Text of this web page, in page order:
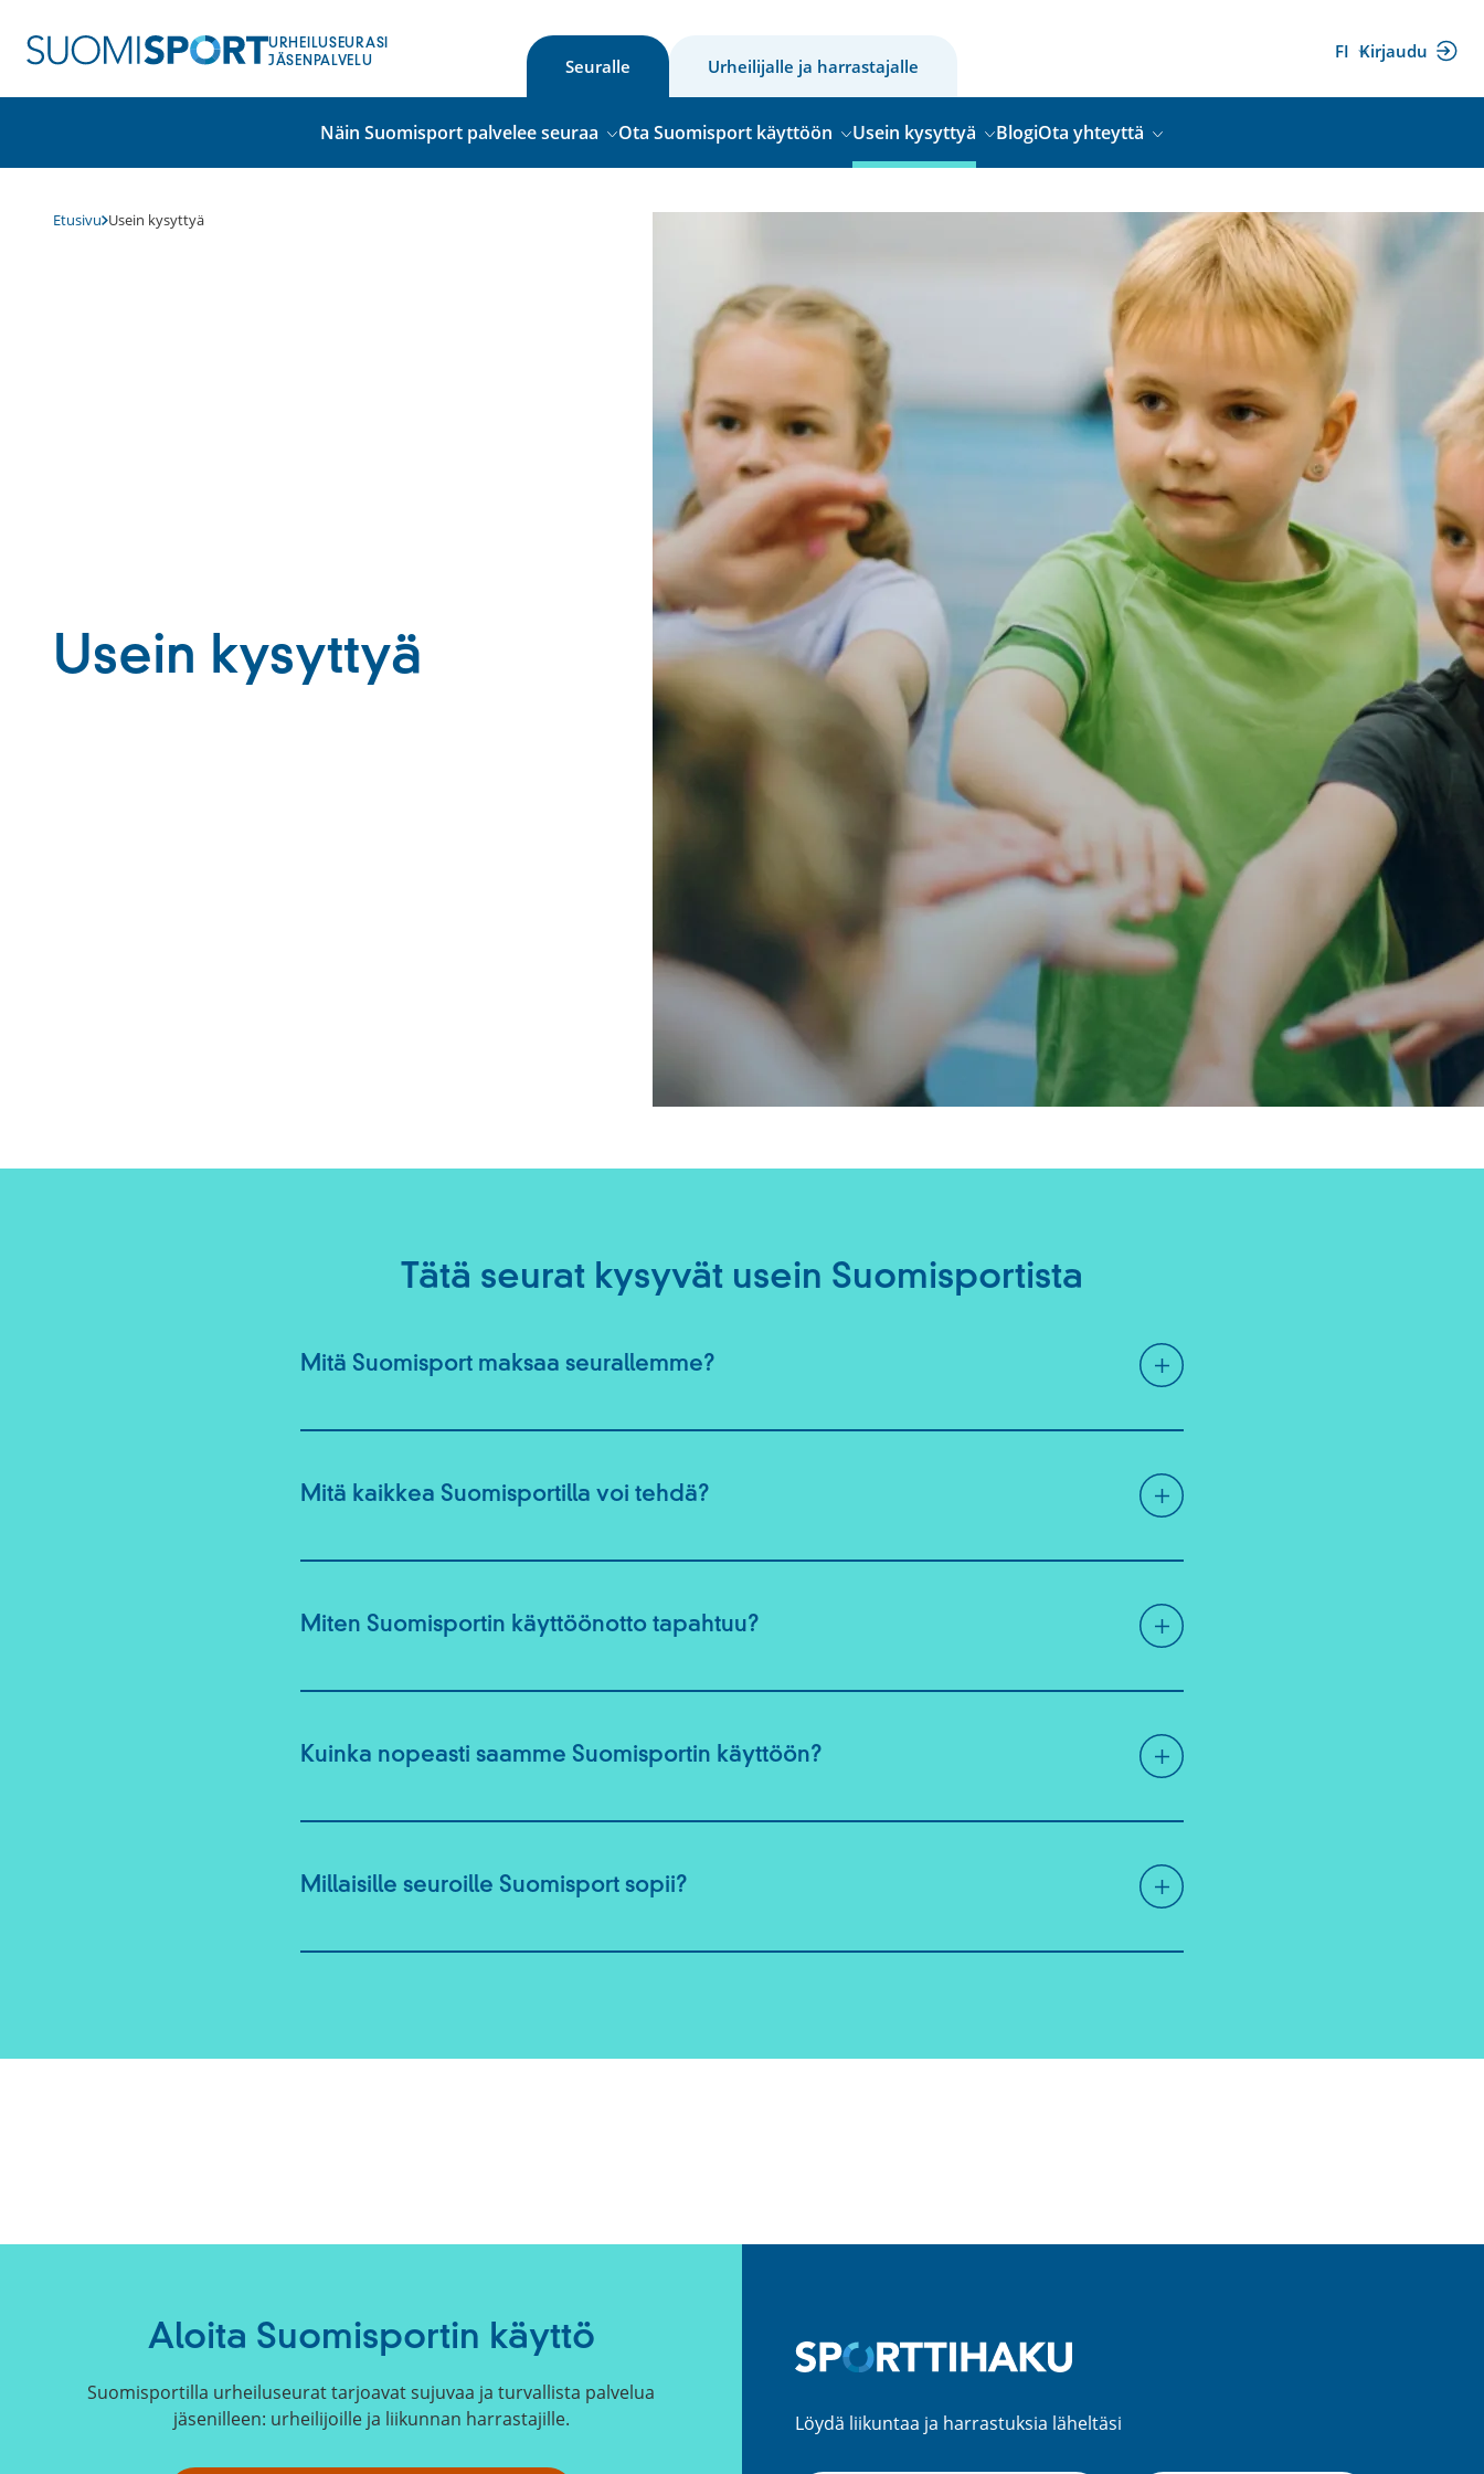
sisältöön
URHEILUSEURASI
JÄSENPALVELU
FI Kirjaudu
(ulkoinen
linkki)
Seuralle Urheilijalle ja harrastajalle
Näin Suomisport palvelee seuraa Ota Suomisport käyttöön Usein kysyttyä BlogiOta yhteyttä
Etusivu Usein kysyttyä
Usein kysyttyä
Tätä seurat kysyvät usein Suomisportista
Mitä Suomisport maksaa seurallemme?
Mitä kaikkea Suomisportilla voi tehdä?
Miten Suomisportin käyttöönotto tapahtuu?
Kuinka nopeasti saamme Suomisportin käyttöön?
Millaisille seuroille Suomisport sopii?
Aloita Suomisportin käyttö
Suomisportilla urheiluseurat tarjoavat sujuvaa ja turvallista palvelua
jäsenilleen: urheilijoille ja liikunnan harrastajille.
Löydä liikuntaa ja harrastuksia läheltäsi